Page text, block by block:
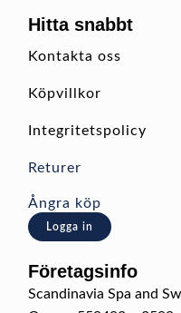
Hitta snabbt
Kontakta oss
Köpvillkor
Integritetspolicy
Returer
Ångra köp
Logga in
Företagsinfo
Scandinavia Spa and